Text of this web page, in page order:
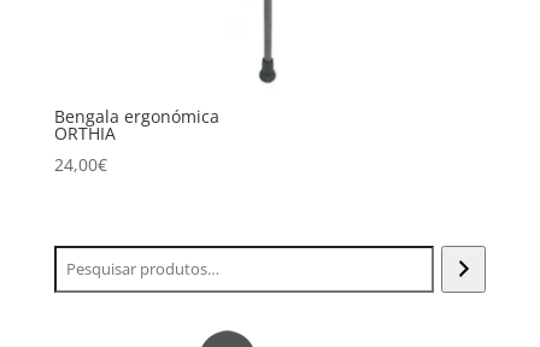
Bengala ergonómica
ORTHIA
24,00€